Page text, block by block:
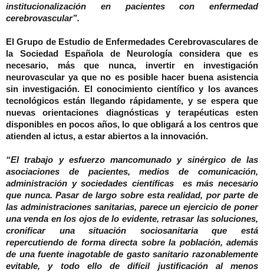
institucionalización en pacientes con enfermedad
cerebrovascular”.
El Grupo de Estudio de Enfermedades Cerebrovasculares de
la Sociedad Española de Neurología considera que es
necesario, más que nunca, invertir en investigación
neurovascular ya que no es posible hacer buena asistencia
sin investigación. El conocimiento científico y los avances
tecnológicos están llegando rápidamente, y se espera que
nuevas orientaciones diagnósticas y terapéuticas esten
disponibles en pocos años, lo que obligará a los centros que
atienden al ictus, a estar abiertos a la innovación.
“El trabajo y esfuerzo mancomunado y sinérgico de las
asociaciones de pacientes, medios de comunicación,
administración y sociedades científicas es más necesario
que nunca. Pasar de largo sobre esta realidad, por parte de
las administraciones sanitarias, parece un ejercicio de poner
una venda en los ojos de lo evidente, retrasar las soluciones,
cronificar una situación sociosanitaria que está
repercutiendo de forma directa sobre la población, además
de una fuente inagotable de gasto sanitario razonablemente
evitable, y todo ello de difícil justificación al menos